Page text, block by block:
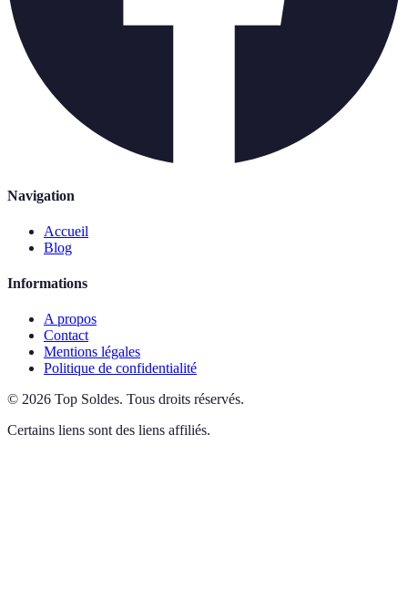
Navigation
Accueil
Blog
Informations
A propos
Contact
Mentions légales
Politique de confidentialité
© 2026 Top Soldes. Tous droits réservés.
Certains liens sont des liens affiliés.